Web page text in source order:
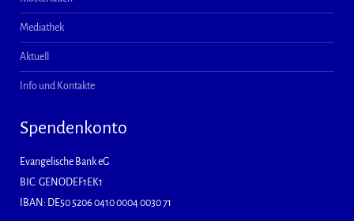
Mediathek
Aktuell
Info und Kontakte
Spendenkonto
Evangelische Bank eG
BIC: GENODEF1EK1
IBAN: DE50 5206 0410 0004 0030 71